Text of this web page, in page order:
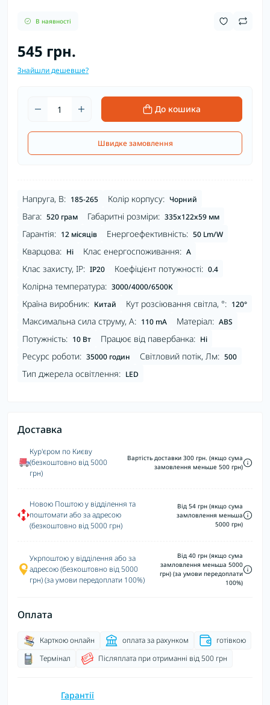
В наявності
545 грн.
Знайшли дешевше?
До кошика
Швидке замовлення
Напруга, В: 185-265 Колір корпусу: Чорний
Вага: 520 грам Габаритні розміри: 335x122x59 мм
Гарантія: 12 місяців Енергоефективність: 50 Lm/W
Кварцова: Ні Клас енергоспоживання: A
Клас захисту, IP: IP20 Коефіцієнт потужності: 0.4
Колірна температура: 3000/4000/6500K
Країна виробник: Китай Кут розсіювання світла, °: 120°
Максимальна сила струму, А: 110 mA Матеріал: ABS
Потужність: 10 Вт Працює від павербанка: Ні
Ресурс роботи: 35000 годин Світловий потік, Лм: 500
Тип джерела освітлення: LED
Доставка
Кур'єром по Києву
(безкоштовно від 5000
грн)
Вартість доставки 300 грн. (якщо сума
замовлення меньше 500 грн)
Новою Поштою у відділення та
поштомати або за адресою
(безкоштовно від 5000 грн)
Від 54 грн (якщо сума
замловлення меньша
5000 грн)
Укрпоштою у відділення або за
адресою (безкоштовно від 5000
грн) (за умови передоплати 100%)
Від 40 грн (якщо сума
замловлення меньша 5000
грн) (за умови передоплати
100%)
Оплата
Карткою онлайн оплата за рахунком
готівкою
Термінал
Післяплата при отриманні від 500 грн
Гарантії